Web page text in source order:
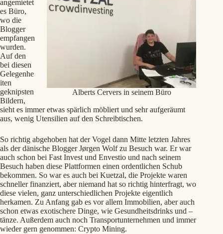
Alberts Cervers in seinem Büro
angemietet
es Büro,
wo die
Blogger
empfangen
wurden.
Auf den
bei diesen
Gelegenhe
iten
geknipsten
Bildern,
sieht es immer etwas spärlich möbliert und sehr aufgeräumt
aus, wenig Utensilien auf den Schreibtischen.
So richtig abgehoben hat der Vogel dann Mitte letzten Jahres
als der dänische Blogger Jørgen Wolf zu Besuch war. Er war
auch schon bei Fast Invest und Envestio und nach seinem
Besuch haben diese Plattformen einen ordentlichen Schub
bekommen. So war es auch bei Kuetzal, die Projekte waren
schneller finanziert, aber niemand hat so richtig hinterfragt, wo
diese vielen, ganz unterschiedlichen Projekte eigentlich
herkamen. Zu Anfang gab es vor allem Immobilien, aber auch
schon etwas exotischere Dinge, wie Gesundheitsdrinks und –
tänze. Außerdem auch noch Transportunternehmen und immer
wieder gern genommen: Crypto Mining.